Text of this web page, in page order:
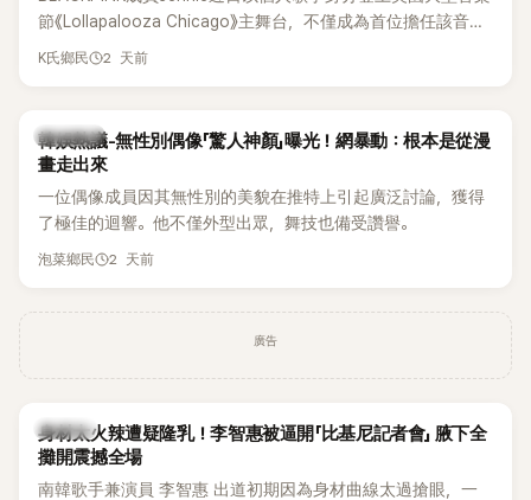
節《Lollapalooza Chicago》主舞台，不僅成為首位擔任該音樂
節Headliner（壓軸主秀）的K-POP女SOLO歌手，寫下全新紀
形容整場演出「就像一場豪華KTV」。
K氏鄉民 2 天前
熱議討論
韓娛熱議-無性別偶像「驚人神顏」曝光！網暴動：根本是從漫
畫走出來
一位偶像成員因其無性別的美貌在推特上引起廣泛討論，獲得
了極佳的迴響。他不僅外型出眾，舞技也備受讚譽。
泡菜鄉民 2 天前
廣告
K-POP
身材太火辣遭疑隆乳！李智惠被逼開「比基尼記者會」 腋下全
攤開震撼全場
南韓歌手兼演員 李智惠 出道初期因為身材曲線太過搶眼，一